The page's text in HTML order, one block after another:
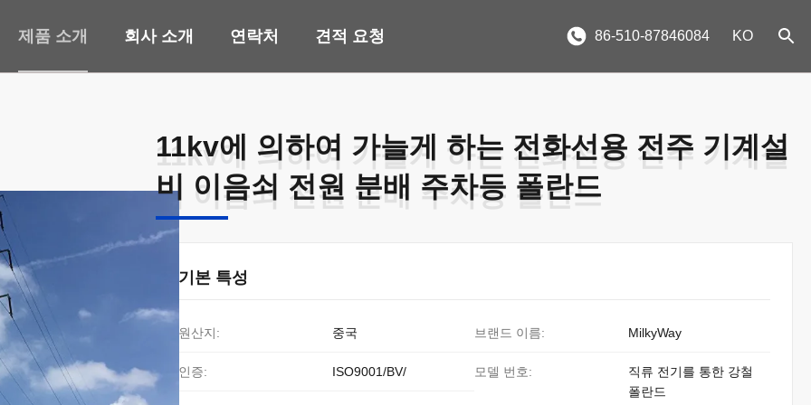
제품 소개 회사 소개 연락처 견적 요청 86-510-87846084 KO
11kv에 의하여 가늘게 하는 전화선용 전주 기계설
비 이음쇠 전원 분배 주차등 폴란드
11kv에 의하여 가늘게 하는 전화선용 전주 기계설
비 이음쇠 전원 분배 주차등 폴란드
기본 특성
원산지: 중국 브랜드 이름: MilkyWay
인증: ISO9001/BV/ 모델 번호:
직류 전기를 통한 강철
폴란드